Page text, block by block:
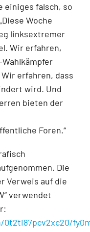
einiges falsch, so
Woche
linksextremer
Wir erfahren,
erfahren, dass
wird. Und
bieten der
Foren.“
Die
Verweis auf die
verwendet